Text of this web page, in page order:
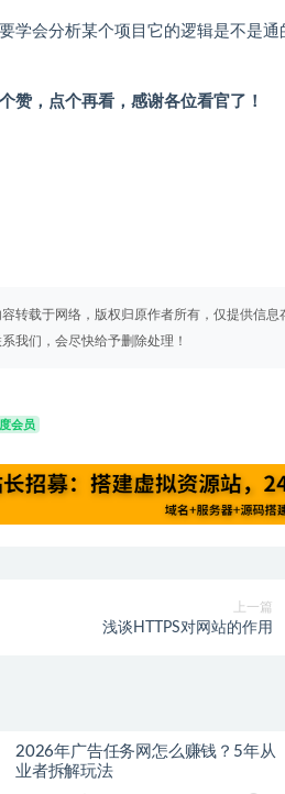
学会分析某个项目它的逻辑是不是
赞，点个再看，感谢各位看官了！
转载于网络，版权归原作者所有，仅提供信
我们，会尽快给予删除处理！
会员
上一篇
浅谈HTTPS对网站的作用
2026年广告任务网怎么赚钱？5年从
业者拆解玩法